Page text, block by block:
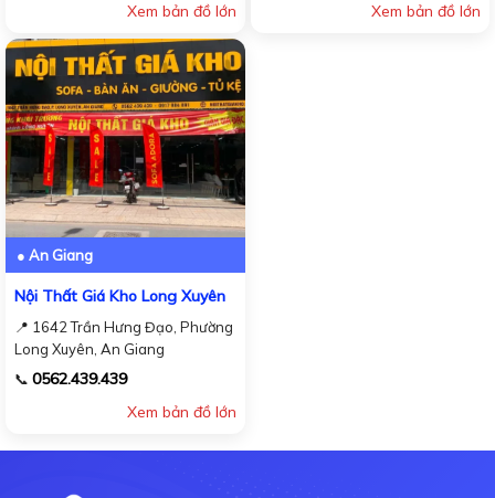
Xem bản đồ lớn
Xem bản đồ lớn
● An Giang
Nội Thất Giá Kho Long Xuyên
📍 1642 Trần Hưng Đạo, Phường
Long Xuyên, An Giang
📞 0562.439.439
Xem bản đồ lớn